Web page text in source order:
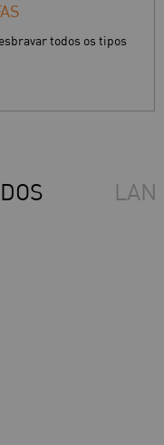
todos os tipos